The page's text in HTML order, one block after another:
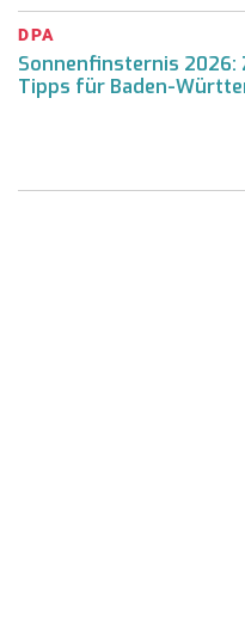
DPA
Sonnenfinsternis 2026:
Tipps für Baden-